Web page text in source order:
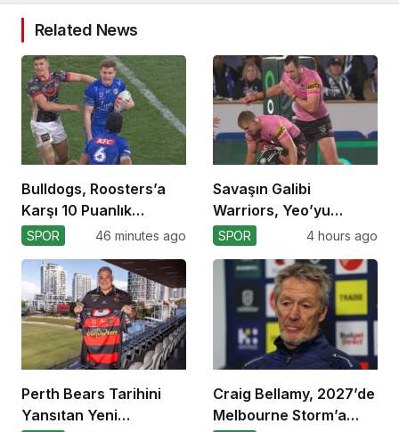
Related News
Bulldogs, Roosters’a
Karşı 10 Puanlık
Avantajı Yitirdi
SPOR 46 minutes ago
Savaşın Galibi
Warriors, Yeo’yu
Kaybetti!
SPOR 4 hours ago
Perth Bears Tarihini
Yansıtan Yeni
Craig Bellamy, 2027’de
Melbourne Storm’a